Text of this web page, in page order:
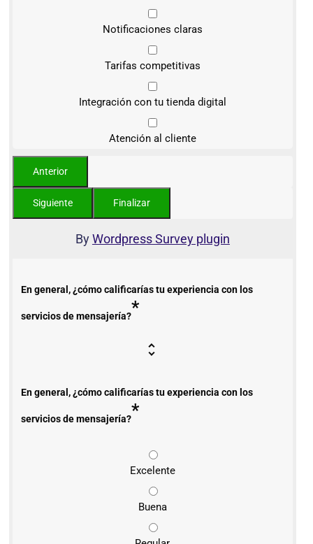
Notificaciones claras
Tarifas competitivas
Integración con tu tienda digital
Atención al cliente
ByWordpress Survey plugin
En general, ¿cómo calificarías tu experiencia con los
servicios de mensajería?*
En general, ¿cómo calificarías tu experiencia con los
servicios de mensajería?*
Excelente
Buena